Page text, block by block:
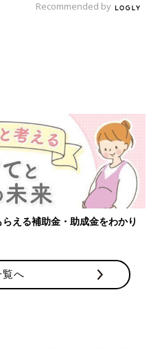
(´ω｀)
ラムで公開中。
次の話
いますか？【子育てな
Recommended by
える補助金・助成金をわかり
へ